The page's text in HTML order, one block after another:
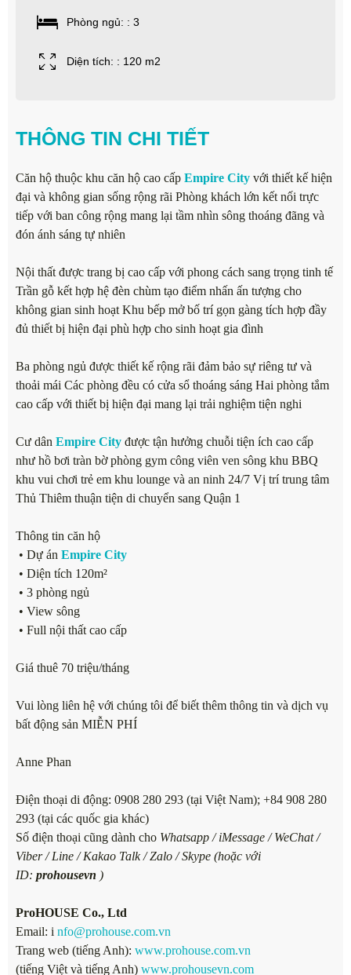
Phòng ngủ: : 3
Diện tích: : 120 m2
THÔNG TIN CHI TIẾT
Căn hộ thuộc khu căn hộ cao cấp Empire City với thiết kế hiện
đại và không gian sống rộng rãi Phòng khách lớn kết nối trực
tiếp với ban công rộng mang lại tầm nhìn sông thoáng đãng và
đón ánh sáng tự nhiên
Nội thất được trang bị cao cấp với phong cách sang trọng tinh tế
Trần gỗ kết hợp hệ đèn chùm tạo điểm nhấn ấn tượng cho
không gian sinh hoạt Khu bếp mở bố trí gọn gàng tích hợp đầy
đủ thiết bị hiện đại phù hợp cho sinh hoạt gia đình
Ba phòng ngủ được thiết kế rộng rãi đảm bảo sự riêng tư và
thoải mái Các phòng đều có cửa sổ thoáng sáng Hai phòng tắm
cao cấp với thiết bị hiện đại mang lại trải nghiệm tiện nghi
Cư dân Empire City được tận hưởng chuỗi tiện ích cao cấp
như hồ bơi tràn bờ phòng gym công viên ven sông khu BBQ
khu vui chơi trẻ em khu lounge và an ninh 24/7 Vị trí trung tâm
Thủ Thiêm thuận tiện di chuyển sang Quận 1
Thông tin căn hộ
• Dự án Empire City
• Diện tích 120m²
• 3 phòng ngủ
• View sông
• Full nội thất cao cấp
Giá thuê 70 triệu/tháng
Vui lòng liên hệ với chúng tôi để biết thêm thông tin và dịch vụ
bất động sản MIỄN PHÍ
Anne Phan
Điện thoại di động: 0908 280 293 (tại Việt Nam); +84 908 280
293 (tại các quốc gia khác)
Số điện thoại cũng dành cho Whatsapp / iMessage / WeChat /
Viber / Line / Kakao Talk / Zalo / Skype (hoặc với
ID: prohousevn )
ProHOUSE Co., Ltd
Email: i nfo@prohouse.com.vn
Trang web (tiếng Anh): www.prohouse.com.vn
(tiếng Việt và tiếng Anh) www.prohousevn.com